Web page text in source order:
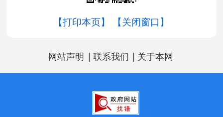
【打印本页】 【关闭窗口】
网站声明 | 联系我们 | 关于本网